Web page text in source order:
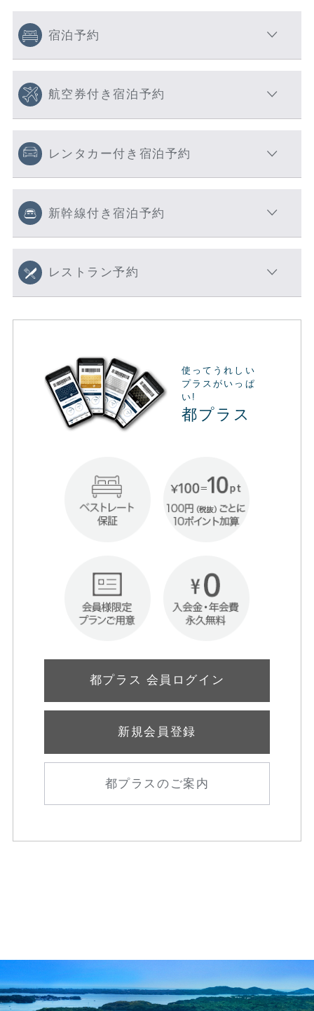
宿泊予約
航空券付き宿泊予約
レンタカー付き宿泊予約
新幹線付き宿泊予約
レストラン予約
使ってうれしい
プラスがいっぱ
い!
都プラス
都プラス 会員ログイン
新規会員登録
都プラスのご案内